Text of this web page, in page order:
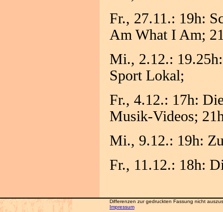
Fr., 27.11.: 19h:
Am What I Am;
Mi., 2.12.:
Sport Lokal;
Fr., 4.12.: 17h:
Musik-Videos;
Mi., 9.12.: 19h:
Fr., 11.12.: 18h:
Differenzen zur gedruckten Fassung nicht
Impressum